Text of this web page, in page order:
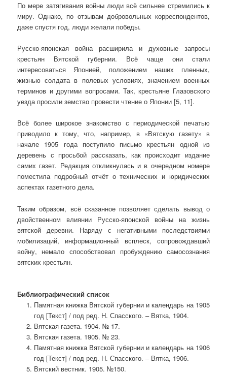
По мере затягивания войны люди всё сильнее стремились к
миру. Однако, по отзывам добровольных корреспондентов,
даже спустя год, люди желали победы.
Русско-японская война расширила и духовные запросы
крестьян Вятской губернии. Всё чаще они стали
интересоваться Японией, положением наших пленных,
жизнью солдата в полевых условиях, значением военных
терминов и другими вопросами. Так, крестьяне Глазовского
уезда просили земство провести чтение о Японии [5, 11].
Всё более широкое знакомство с периодической печатью
приводило к тому, что, например, в «Вятскую газету» в
начале 1905 года поступило письмо крестьян одной из
деревень с просьбой рассказать, как происходит издание
самих газет. Редакция откликнулась и в очередном номере
поместила подробный отчёт о технических и юридических
аспектах газетного дела.
Таким образом, всё сказанное позволяет сделать вывод о
двойственном влиянии Русско-японской войны на жизнь
вятской деревни. Наряду с негативными последствиями
мобилизаций, информационный всплеск, сопровождавший
войну, немало способствовал пробуждению самосознания
вятских крестьян.
Библиографический список
Памятная книжка Вятской губернии и календарь на 1905
год [Текст] / под ред. Н. Спасского. – Вятка, 1904.
Вятская газета. 1904. № 17.
Вятская газета. 1905. № 23.
Памятная книжка Вятской губернии и календарь на 1906
год [Текст] / под ред. Н. Спасского. – Вятка, 1906.
Вятский вестник. 1905. №150.